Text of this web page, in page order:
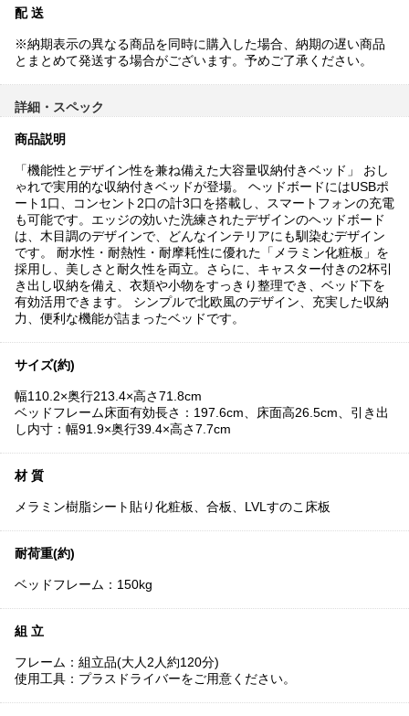
配 送
※納期表示の異なる商品を同時に購入した場合、納期の遅い商品
とまとめて発送する場合がございます。予めご了承ください。
詳細・スペック
商品説明
「機能性とデザイン性を兼ね備えた大容量収納付きベッド」 おし
ゃれで実用的な収納付きベッドが登場。 ヘッドボードにはUSBポ
ート1口、コンセント2口の計3口を搭載し、スマートフォンの充電
も可能です。エッジの効いた洗練されたデザインのヘッドボード
は、木目調のデザインで、どんなインテリアにも馴染むデザイン
です。 耐水性・耐熱性・耐摩耗性に優れた「メラミン化粧板」を
採用し、美しさと耐久性を両立。さらに、キャスター付きの2杯引
き出し収納を備え、衣類や小物をすっきり整理でき、ベッド下を
有効活用できます。 シンプルで北欧風のデザイン、充実した収納
力、便利な機能が詰まったベッドです。
サイズ(約)
幅110.2×奥行213.4×高さ71.8cm
ベッドフレーム床面有効長さ：197.6cm、床面高26.5cm、引き出
し内寸：幅91.9×奥行39.4×高さ7.7cm
材 質
メラミン樹脂シート貼り化粧板、合板、LVLすのこ床板
耐荷重(約)
ベッドフレーム：150kg
組 立
フレーム：組立品(大人2人約120分)
使用工具：プラスドライバーをご用意ください。